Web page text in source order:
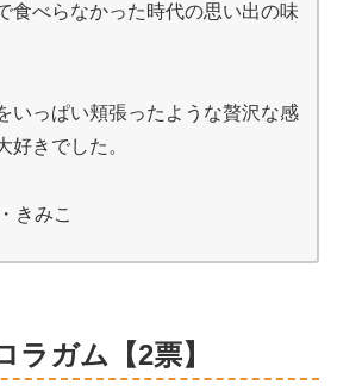
食べらなかった時代の思い出の味
いっぱい頬張ったような贅沢な感
好きでした。
きみこ
ラガム【2票】